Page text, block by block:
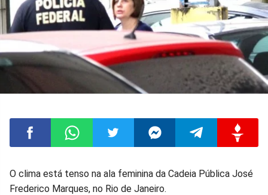
CompartilharCompartilharCompartilharCompartilharCompartilhar
O clima está tenso na ala feminina da Cadeia Pública José
Frederico Marques, no Rio de Janeiro.